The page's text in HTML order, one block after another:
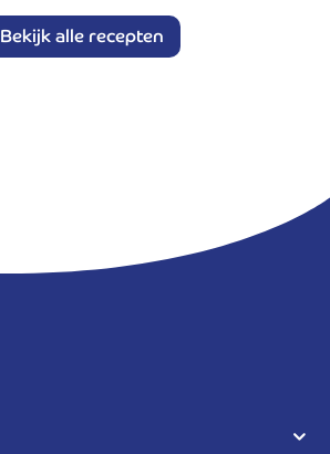
Bekijk alle recepten